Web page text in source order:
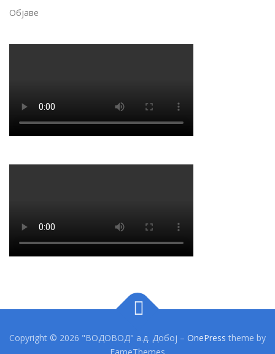
Објаве
Copyright © 2026 "ВОДОВОД" а.д. Добој – OnePress theme by